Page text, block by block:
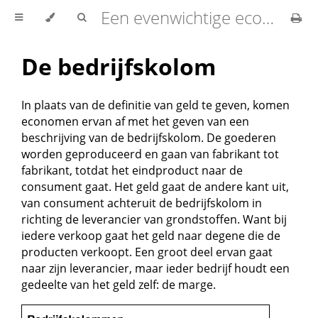
Een evenwichtige economie
De bedrijfskolom
In plaats van de definitie van geld te geven, komen
economen ervan af met het geven van een
beschrijving van de bedrijfskolom. De goederen
worden geproduceerd en gaan van fabrikant tot
fabrikant, totdat het eindproduct naar de
consument gaat. Het geld gaat de andere kant uit,
van consument achteruit de bedrijfskolom in
richting de leverancier van grondstoffen. Want bij
iedere verkoop gaat het geld naar degene die de
producten verkoopt. Een groot deel ervan gaat
naar zijn leverancier, maar ieder bedrijf houdt een
gedeelte van het geld zelf: de marge.